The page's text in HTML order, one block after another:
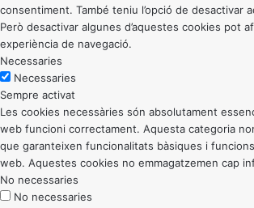
consentiment. També teniu l’opció de desactivar
Però desactivar algunes d’aquestes cookies pot
experiència de navegació.
Necessaries
Necessaries
Sempre activat
Les cookies necessàries són absolutament
web funcioni correctament. Aquesta categoria
que garanteixen funcionalitats bàsiques i
web. Aquestes cookies no emmagatzemen cap
No necessaries
No necessaries